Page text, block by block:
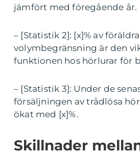
jämfört med föregående år.
– [Statistik 2]: [x]% av
volymbegränsning är den
funktionen hos hörlurar för
– [Statistik 3]: Under de
försäljningen av trådlösa
ökat med [x]%.
Skillnader